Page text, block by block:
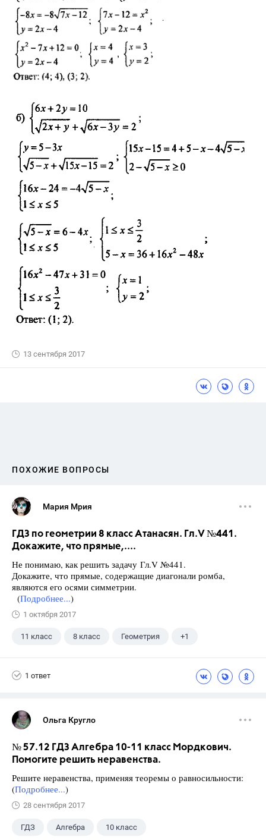
13 сентября 2017
ПОХОЖИЕ ВОПРОСЫ
Мария Мрия
ГДЗ по геометрии 8 класс Атанасян. Гл.V №441.
Докажите, что прямые,....
Не понимаю, как решить задачу Гл.V №441.
Докажите, что прямые, содержащие диагонали ромба,
являются его осями симметрии.
(Подробнее...)
1 октября 2017
11 класс 8 класс Геометрия +1
1 ответ
Ольга Кругло
№ 57.12 ГДЗ Алгебра 10-11 класс Мордкович.
Помогите решить неравенства.
Решите неравенства, применяя теоремы о равносильности:
(Подробнее...)
28 сентября 2017
ГДЗ Алгебра 10 класс